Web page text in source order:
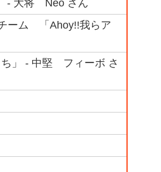
- 大将 Neo さん
ーム 「Ahoy!!我らア
」 - 中堅 フィーボ さ